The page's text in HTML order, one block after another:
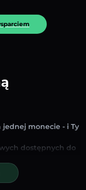
monecie - i Ty
dostępnych do
obiecujących
– znajdziesz